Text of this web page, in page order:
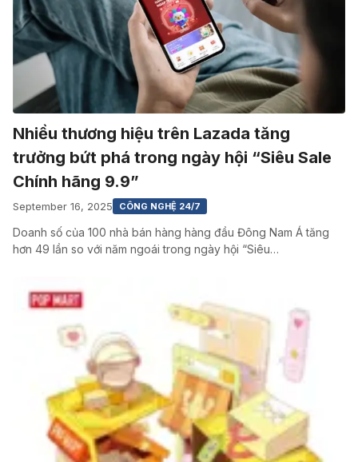
Nhiều thương hiệu trên Lazada tăng
trưởng bứt phá trong ngày hội “Siêu Sale
Chính hãng 9.9”
September 16, 2025 CÔNG NGHỆ 24/7
Doanh số của 100 nhà bán hàng hàng đầu Đông Nam Á tăng
hơn 49 lần so với năm ngoái trong ngày hội “Siêu…